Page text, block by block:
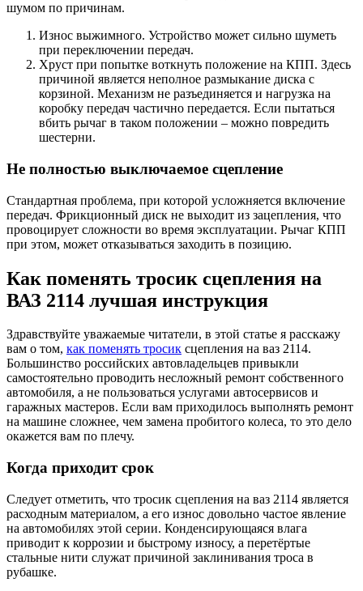
шумом по причинам.
Износ выжимного. Устройство может сильно шуметь
при переключении передач.
Хруст при попытке воткнуть положение на КПП. Здесь
причиной является неполное размыкание диска с
корзиной. Механизм не разъединяется и нагрузка на
коробку передач частично передается. Если пытаться
вбить рычаг в таком положении – можно повредить
шестерни.
Не полностью выключаемое сцепление
Стандартная проблема, при которой усложняется включение
передач. Фрикционный диск не выходит из зацепления, что
провоцирует сложности во время эксплуатации. Рычаг КПП
при этом, может отказываться заходить в позицию.
Как поменять тросик сцепления на
ВАЗ 2114 лучшая инструкция
Здравствуйте уважаемые читатели, в этой статье я расскажу
вам о том, как поменять тросик сцепления на ваз 2114.
Большинство российских автовладельцев привыкли
самостоятельно проводить несложный ремонт собственного
автомобиля, а не пользоваться услугами автосервисов и
гаражных мастеров. Если вам приходилось выполнять ремонт
на машине сложнее, чем замена пробитого колеса, то это дело
окажется вам по плечу.
Когда приходит срок
Следует отметить, что тросик сцепления на ваз 2114 является
расходным материалом, а его износ довольно частое явление
на автомобилях этой серии. Конденсирующаяся влага
приводит к коррозии и быстрому износу, а перетёртые
стальные нити служат причиной заклинивания троса в
рубашке.